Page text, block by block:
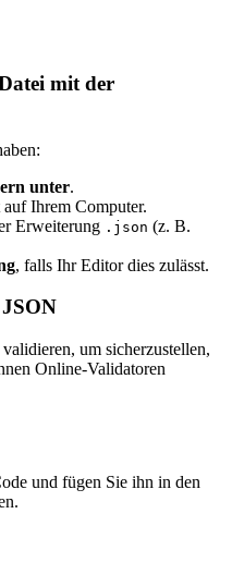
mit der
unter.
Ihrem Computer.
Erweiterung .json (z. B.
, falls Ihr Editor dies zulässt.
um sicherzustellen,
Online-Validatoren
und fügen Sie ihn in den